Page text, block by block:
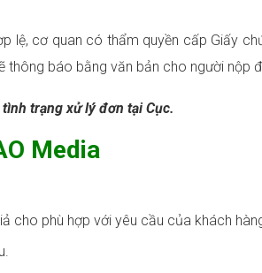
lệ, cơ quan có thẩm quyền cấp Giấy
thông báo bằng văn bản cho người nộp
trạng xử lý đơn tại Cục.
Media
cho phù hợp với yêu cầu của khách